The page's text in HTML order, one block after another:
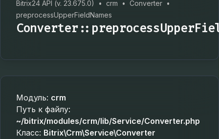
Bitrix24 API (v. 23.675.0) • crm • Converter •
preprocessUpperFieldNames
Модуль: crm
Путь к файлу:
~/bitrix/modules/crm/lib/Service/Converter.php
Класс: Bitrix\Crm\Service\Converter